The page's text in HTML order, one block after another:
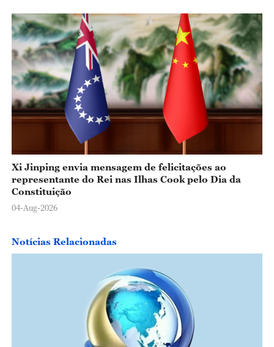
Xi Jinping envia mensagem de felicitações ao
representante do Rei nas Ilhas Cook pelo Dia da
Constituição
04-Aug-2026
Notícias Relacionadas